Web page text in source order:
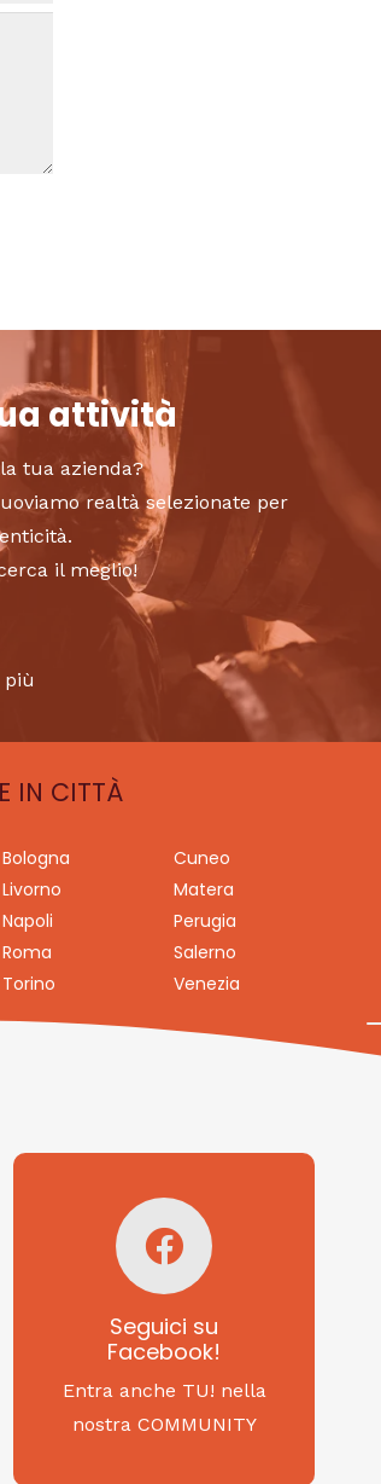
attività
tua azienda?
realtà selezionate per
il meglio!
più
IN CITTÀ
Bologna
Cuneo
Livorno
Matera
Napoli
Perugia
Roma
Salerno
Torino Venezia
Seguici su
Facebook!
Entra anche TU! nella
nostra COMMUNITY
Seguici su
Facebook!
SAGRITALY
Feste, cibi e tradizioni
da Nord a Sud...